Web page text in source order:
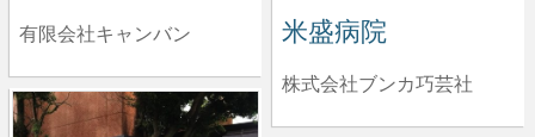
有限会社キャンバン 米盛病院
株式会社ブンカ巧芸社